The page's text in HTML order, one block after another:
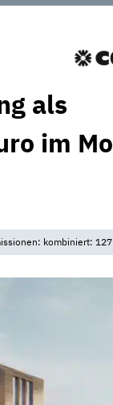
als
im
kombiniert: